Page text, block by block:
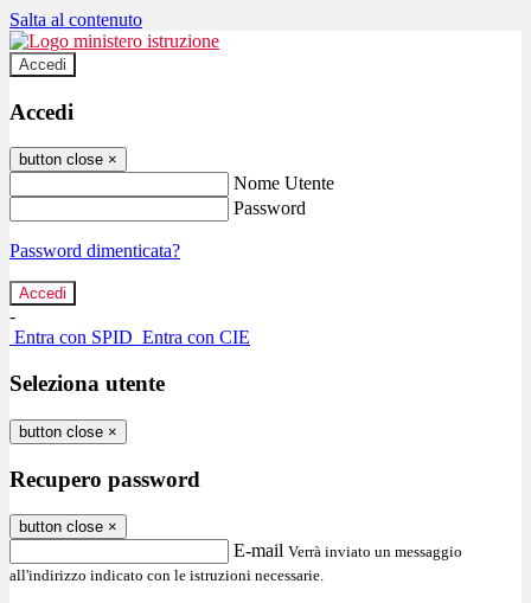
Salta al contenuto
Accedi
Accedi
button close ×
Nome Utente
Password
Password dimenticata?
-
Entra con SPID Entra con CIE
Seleziona utente
button close ×
Recupero password
button close ×
E-mail Verrà inviato un messaggio
all'indirizzo indicato con le istruzioni necessarie.